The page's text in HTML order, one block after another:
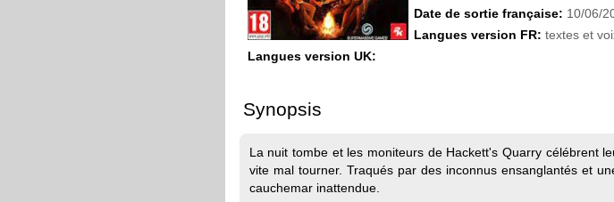
Date de sortie française: 10/06/
Langues version FR: textes et
Langues version UK:
Synopsis
La nuit tombe et les moniteurs de Hackett's Quarry célébrent
vite mal tourner. Traqués par des inconnus ensanglantés et
cauchemar inattendue.